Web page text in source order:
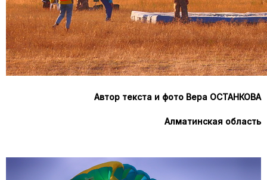
Автор текста и фото Вера ОСТАНКОВА
Алматинская область